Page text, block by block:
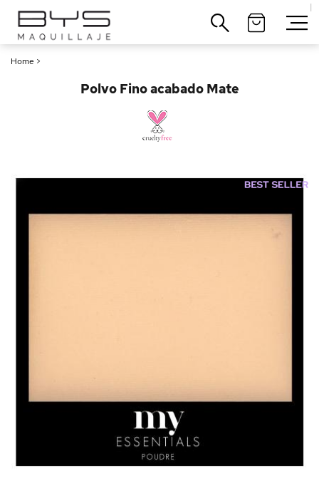
|
Home >
Polvo Fino acabado Mate
Cerrar